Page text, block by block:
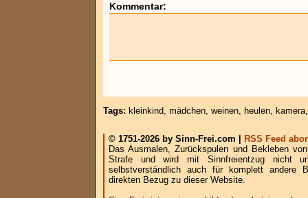
Kommentar:
Tags: kleinkind, mädchen, weinen, heulen, kamera
© 1751-2026 by Sinn-Frei.com |
RSS Feed
Das Ausmalen, Zurückspulen und Bekleben
Strafe und wird mit Sinnfreientzug nicht
selbstverständlich auch für komplett andere
direkten Bezug zu dieser Website.